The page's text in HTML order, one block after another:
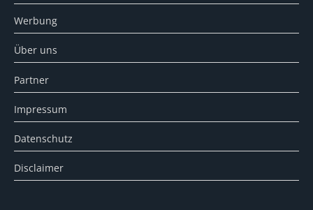
Werbung
Über uns
Partner
Impressum
Datenschutz
Disclaimer